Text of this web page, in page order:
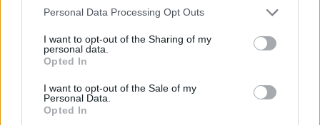
Please note that this website/app uses one or more Google
not limited to your visit or usage behaviour. You may click to
grant or deny consent to Google and its third-party tags to
use your data for below specified purposes in below Google
consent section.
Personal Data Processing Opt Outs
I want to opt-out of the Sharing of my
personal data.
Opted In
I want to opt-out of the Sale of my
Personal Data.
Opted In
ellenzék hozzáállása a második fordulókhoz
ellenzéki oldalon, mert nem volt ellenzéki
egység), de számukra valamennyi esélyt
jelentett a két forduló. Vagyis ezt a lehetőséget
elvette a Fidesz. Akkor, amikor éppen egy